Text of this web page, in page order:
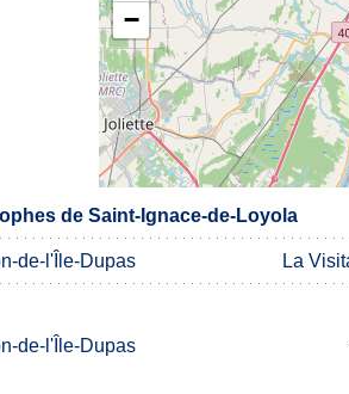
−
de Saint-Ignace-de-Loyola
de-l'Île-Dupas La
de-l'Île-Dupas